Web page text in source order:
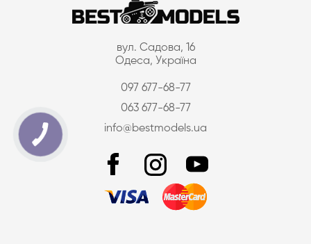
вул. Садова, 16
Одеса, Україна
097 677-68-77
063 677-68-77
info@bestmodels.ua